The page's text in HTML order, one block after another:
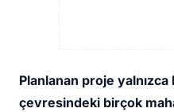
Planlanan proje
çevresindeki birçok